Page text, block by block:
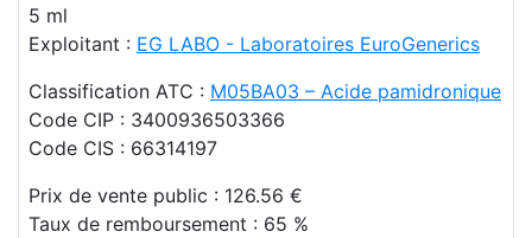
5 ml
Exploitant : EG LABO - Laboratoires EuroGenerics
Classification ATC : M05BA03 – Acide pamidronique
Code CIP : 3400936503366
Code CIS : 66314197
Prix de vente public : 126.56 €
Taux de remboursement : 65 %